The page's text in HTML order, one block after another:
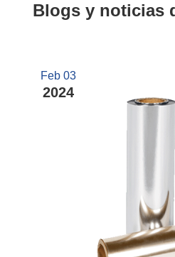
Blogs y noticias
Feb 03
2024